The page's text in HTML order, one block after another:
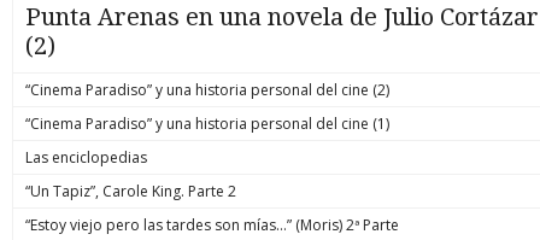
Punta Arenas en una novela de Julio Cortázar
(2)
“Cinema Paradiso” y una historia personal del cine (2)
“Cinema Paradiso” y una historia personal del cine (1)
Las enciclopedias
“Un Tapiz”, Carole King. Parte 2
“Estoy viejo pero las tardes son mías…” (Moris) 2ª Parte